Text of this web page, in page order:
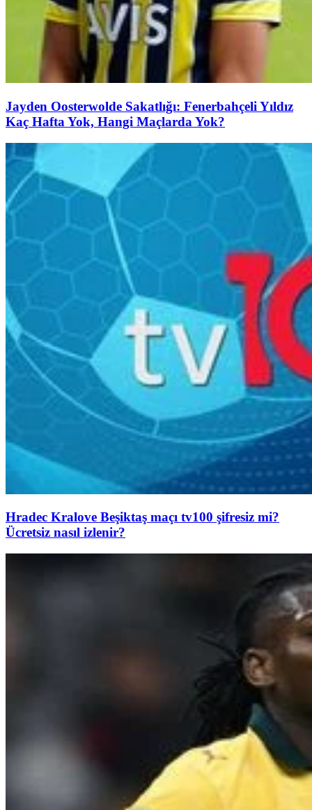
Jayden Oosterwolde Sakatlığı: Fenerbahçeli Yıldız
Kaç Hafta Yok, Hangi Maçlarda Yok?
Hradec Kralove Beşiktaş maçı tv100 şifresiz mi?
Ücretsiz nasıl izlenir?